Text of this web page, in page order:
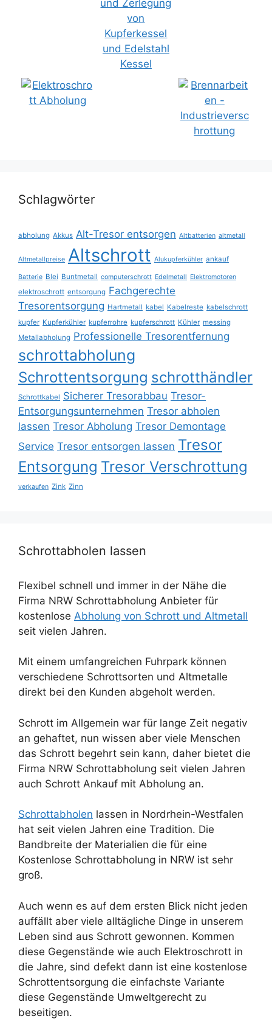
Schlagwörter
abholung Akkus Alt-Tresor entsorgen Altbatterien altmetall
Altmetallpreise Altschrott Alukupferkühler ankauf
Batterie Blei Buntmetall computerschrott Edelmetall Elektromotoren
elektroschrott entsorgung Fachgerechte
Tresorentsorgung Hartmetall kabel Kabelreste kabelschrott
kupfer Kupferkühler kupferrohre kupferschrott Kühler messing
Metallabholung Professionelle Tresorentfernung
schrottabholung
Schrottentsorgung schrotthändler
Schrottkabel Sicherer Tresorabbau Tresor-
Entsorgungsunternehmen Tresor abholen
lassen Tresor Abholung Tresor Demontage
Service Tresor entsorgen lassen Tresor
Entsorgung Tresor Verschrottung
verkaufen Zink Zinn
Schrottabholen lassen
Flexibel schnell und immer in der Nähe die
Firma NRW Schrottabholung Anbieter für
kostenlose Abholung von Schrott und Altmetall
seit vielen Jahren.
Mit einem umfangreichen Fuhrpark können
verschiedene Schrottsorten und Altmetalle
direkt bei den Kunden abgeholt werden.
Schrott im Allgemein war für lange Zeit negativ
an gehaftet, nun wissen aber viele Menschen
das Schrott begehrt sein kann, daher bietet die
Firma NRW Schrottabholung seit vielen Jahren
auch Schrott Ankauf mit Abholung an.
Schrottabholen lassen in Nordrhein-Westfalen
hat seit vielen Jahren eine Tradition. Die
Bandbreite der Materialien die für eine
Kostenlose Schrottabholung in NRW ist sehr
groß.
Auch wenn es auf dem ersten Blick nicht jeden
auffällt aber viele alltägliche Dinge in unserem
Leben sind aus Schrott gewonnen. Kommen
diese Gegenstände wie auch Elektroschrott in
die Jahre, sind defekt dann ist eine kostenlose
Schrottentsorgung die einfachste Variante
diese Gegenstände Umweltgerecht zu
beseitigen.